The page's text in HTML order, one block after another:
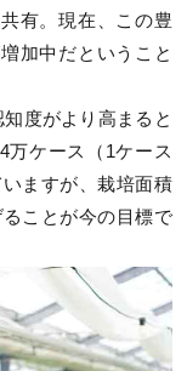
有。現在、この豊
加中だということ
知度がより高まると
万ケース（1ケース
ますが、栽培面積
ことが今の目標で